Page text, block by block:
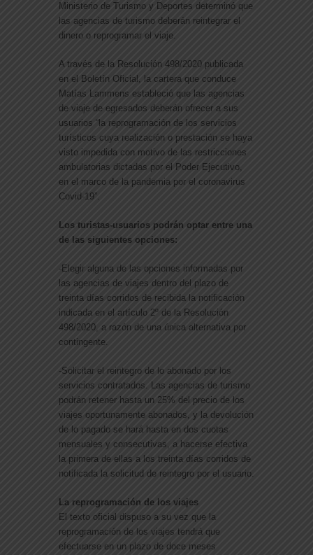
Ministerio de Turismo y Deportes determinó que
las agencias de turismo deberán reintegrar el
dinero o reprogramar el viaje.
A través de la Resolución 498/2020 publicada
en el Boletín Oficial, la cartera que conduce
Matías Lammens estableció que las agencias
de viaje de egresados deberán ofrecer a sus
usuarios “la reprogramación de los servicios
turísticos cuya realización o prestación se haya
visto impedida con motivo de las restricciones
ambulatorias dictadas por el Poder Ejecutivo,
en el marco de la pandemia por el coronavirus
Covid-19”.
Los turistas-usuarios podrán optar entre una
de las siguientes opciones:
-Elegir alguna de las opciones informadas por
las agencias de viajes dentro del plazo de
treinta días corridos de recibida la notificación
indicada en el artículo 2º de la Resolución
498/2020, a razón de una única alternativa por
contingente.
-Solicitar el reintegro de lo abonado por los
servicios contratados. Las agencias de turismo
podrán retener hasta un 25% del precio de los
viajes oportunamente abonados, y la devolución
de lo pagado se hará hasta en dos cuotas
mensuales y consecutivas, a hacerse efectiva
la primera de ellas a los treinta días corridos de
notificada la solicitud de reintegro por el usuario.
La reprogramación de los viajes
El texto oficial dispuso a su vez que la
reprogramación de los viajes tendrá que
efectuarse en un plazo de doce meses